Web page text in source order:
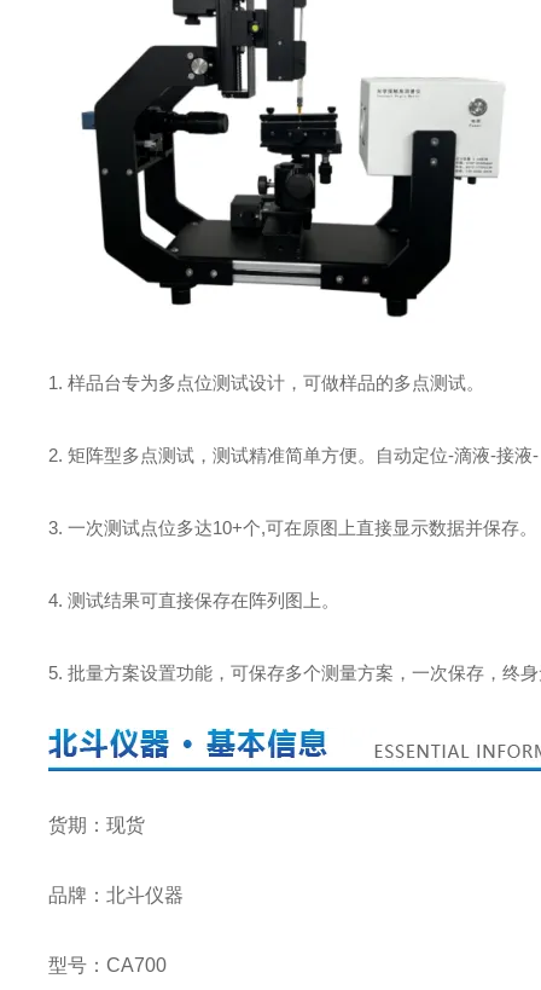
1. 样品台专为多点位测试设计，可做样品的多点测试。
2. 矩阵型多点测试，测试精准简单方便。自动定位-滴液-接液
3. 一次测试点位多达10+个,可在原图上直接显示数据并保存。
4. 测试结果可直接保存在阵列图上。
5. 批量方案设置功能，可保存多个测量方案，一次保存，终
货期：现货
品牌：北斗仪器
型号：CA700